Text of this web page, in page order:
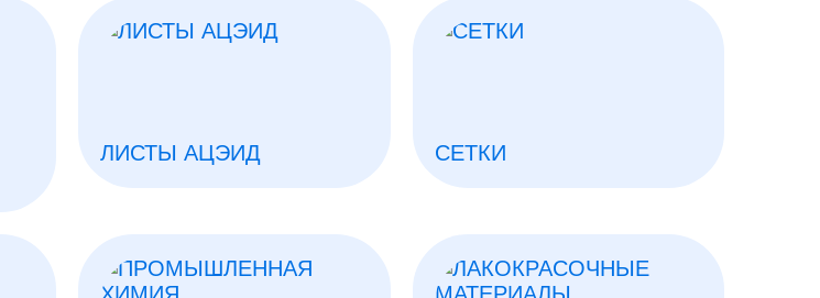
ЛИСТЫ АЦЭИД СЕТКИ